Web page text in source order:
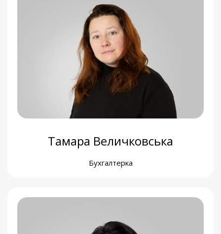
Тамара Величковська
Бухгалтерка
Кострікіна Анастасія
Графічна дизайнерка